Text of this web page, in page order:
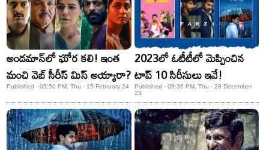
అండమాన్‌లో ఘోర కలి! ఇంత
మంచి వెబ్ సీరీస్ మిస్ అయ్యారా?
Published - 05:50 PM, Thu - 15 February 24
2023లో ఓటీటీలో మెప్పించిన
టాప్ 10 సిరీసులు ఇవే!
Published - 09:36 PM, Thu - 28 December
23